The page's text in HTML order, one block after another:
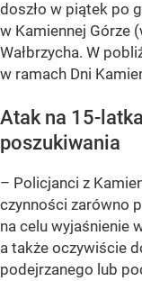
doszło w piątek po
w Kamiennej Górze
Wałbrzycha. W
w ramach Dni
Atak na 15-
poszukiwania
– Policjanci z
czynności zarówno
na celu wyjaśnienie
a także oczywiście
podejrzanego lub